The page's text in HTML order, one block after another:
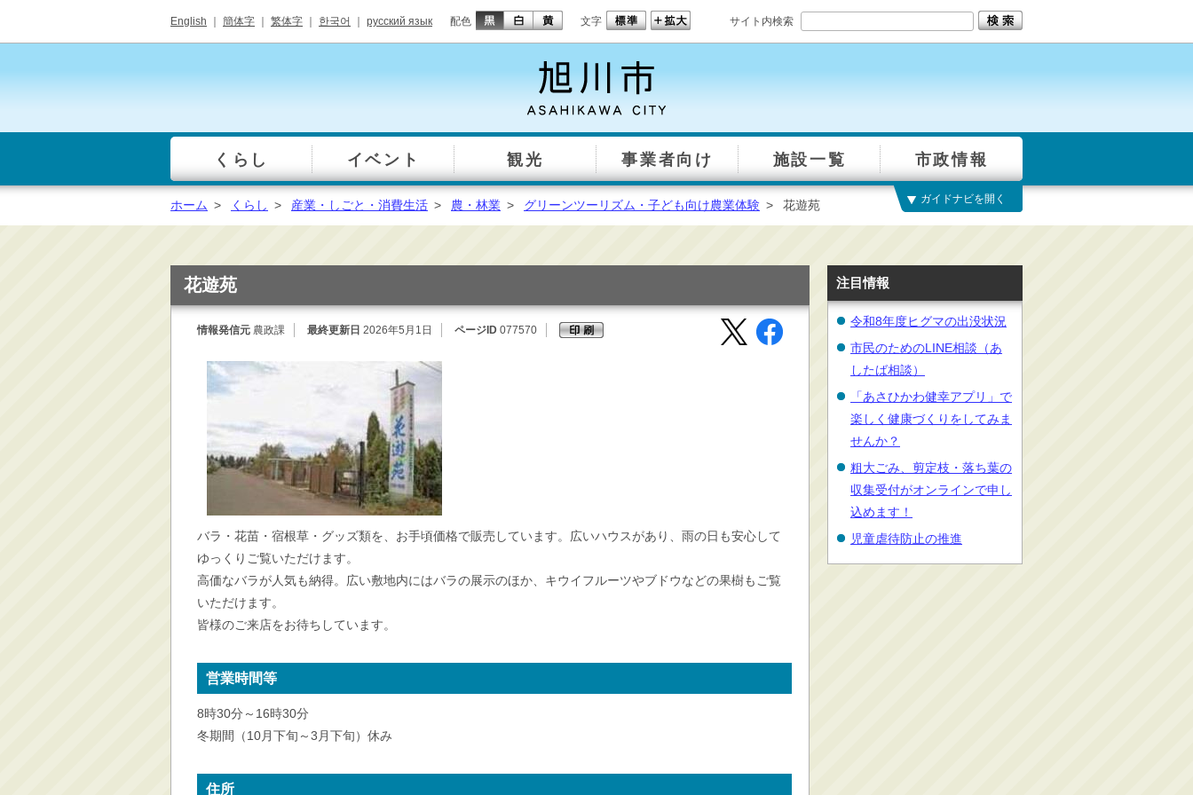
English 簡体字 繁体字 한국어 русский язык 配色 文字 サイト内検索
一覧
くらし イベント 観光 事業者向け 施設一覧 市政情報
総合窓口
手続き・届出（戸籍・
ごみ・リサイクル・環
境保全
防災・安全
学ぶ・文化・スポーツ
産業・しごと・消費生
移住情報
住宅・土地・都市計画
市民活動・参加・地域
まちづくり
公共交通・空港
その他
ガイドナビを開く
ホーム > くらし > 産業・しごと・消費生活 > 農・林業 > グリーンツーリズム・子ども向け農業体験 > 花遊苑
花遊苑
情報発信元 農政課 最終更新日 2026年5月1日 ページID 077570
バラ・花苗・宿根草・グッズ類を、お手頃価格で販売しています。広いハウスがあり、雨の日も安心して
ゆっくりご覧いただけます。
高価なバラが人気も納得。広い敷地内にはバラの展示のほか、キウイフルーツやブドウなどの果樹もご覧
いただけます。
皆様のご来店をお待ちしています。
営業時間等
8時30分～16時30分
冬期間（10月下旬～3月下旬）休み
住所
注目情報
令和8年度ヒグマの出没状況
市民のためのLINE相談（あ
したば相談）
「あさひかわ健幸アプリ」で
楽しく健康づくりをしてみま
せんか？
粗大ごみ、剪定枝・落ち葉の
収集受付がオンラインで申し
込めます！
児童虐待防止の推進